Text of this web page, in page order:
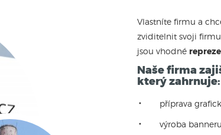
Vlastníte firmu a
zviditelnit svoji
jsou vhodné
Naše firma
který zahrnuje:
příprava
výroba